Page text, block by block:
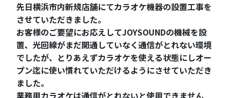
先日横浜市内新規店舗にてカラオケ機器の設置工事を
させていただきました。
お客様のご要望にお応えしてJOYSOUNDの機械を設
置、光回線がまだ開通していなく通信がとれない環境
でしたが、とりあえずカラオケを使える状態にしオー
プン迄に使い慣れていただけるようにさせていただき
ました。
業務用カラオケは通信がとれないと使用できません